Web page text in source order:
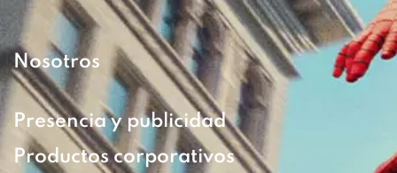
Nosotros
Presencia y publicidad
Productos corporativos